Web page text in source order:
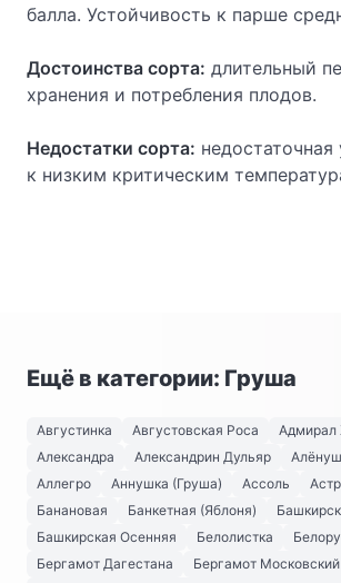
балла. Устойчивость к парше
Достоинства сорта: длительный
хранения и потребления плодов.
Недостатки сорта:
к низким критическим
Ещё в категории: Груша
Августинка Августовская Роса
Адмирал
Александра
Александрин Дульяр
Аллегро
Аннушка (Груша) Ассоль
Банановая
Банкетная (Яблоня)
Башкирская Осенняя
Белолистка
Бергамот Дагестана
Бергамот Московский